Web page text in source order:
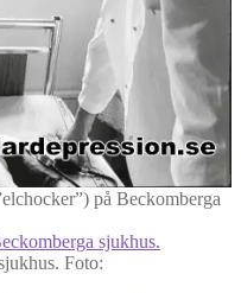
på Beckomberga
Foto: